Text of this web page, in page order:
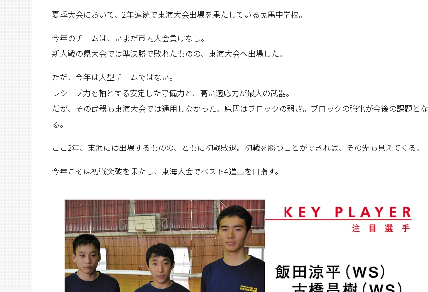
夏季大会において、2年連続で東海大会出場を果たしている曳馬中学校。
今年のチームは、いまだ市内大会負けなし。
新人戦の県大会では準決勝で敗れたものの、東海大会へ出場した。
ただ、今年は大型チームではない。
レシーブ力を軸とする安定した守備力と、高い適応力が最大の武器。
だが、その武器も東海大会では通用しなかった。原因はブロックの弱さ。ブロックの強化が今後の課題とな
る。
ここ2年、東海には出場するものの、ともに初戦敗退。初戦を勝つことができれば、その先も見えてくる。
今年こそは初戦突破を果たし、東海大会でベスト4進出を目指す。